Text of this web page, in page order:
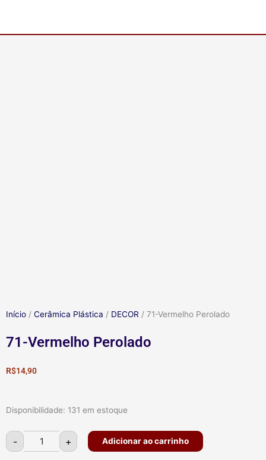
Início / Cerâmica Plástica / DECOR / 71-Vermelho Perolado
71-Vermelho Perolado
R$14,90
Disponibilidade: 131 em estoque
-
71-
Vermelho
quantidade
+ Adicionar ao carrinho